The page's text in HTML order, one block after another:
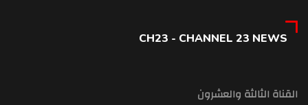
CH23 - CHANNEL 23 NEWS
القناة الثالثة والعشرون